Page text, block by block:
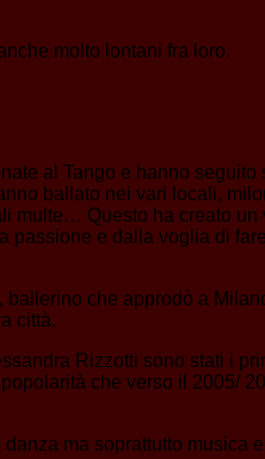
molto lontani fra loro.
al Tango e hanno
ballato nei vari locali,
multe… Questo ha creato
e dalla voglia di
che approdò a
città.
Rizzotti sono stati i
che verso il 2005/
ma soprattutto musica